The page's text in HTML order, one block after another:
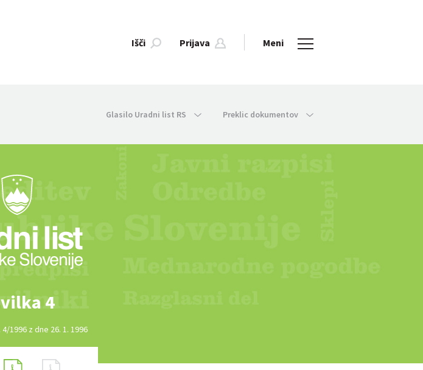
Išči Prijava Meni
Glasilo Uradni list RS Preklic dokumentov
4
1996 z dne 26. 1. 1996